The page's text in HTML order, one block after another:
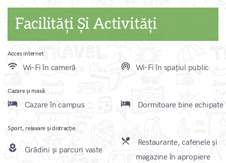
Facilități Și Activități
Acces internet
wifi Wi-Fi în cameră wifi_tethering Wi-Fi în spațiul public
Cazare și masă
local_hotel Cazare în campus local_hotel Dormitoare bine echipate
Sport, relaxare și distracție
local_florist Grădini și parcuri vaste
local_dining
Restaurante, cafenele și
magazine în apropiere